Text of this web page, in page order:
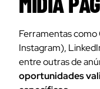
Ferramentas como
Instagram),
entre outras de
oportunidades